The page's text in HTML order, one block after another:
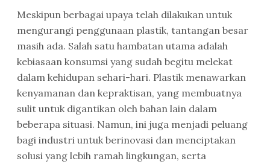
Meskipun berbagai upaya telah dilakukan untuk
mengurangi penggunaan plastik, tantangan besar
masih ada. Salah satu hambatan utama adalah
kebiasaan konsumsi yang sudah begitu melekat
dalam kehidupan sehari-hari. Plastik menawarkan
kenyamanan dan kepraktisan, yang membuatnya
sulit untuk digantikan oleh bahan lain dalam
beberapa situasi. Namun, ini juga menjadi peluang
bagi industri untuk berinovasi dan menciptakan
solusi yang lebih ramah lingkungan, serta